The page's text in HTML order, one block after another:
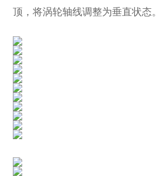
顶，将涡轮轴线调整为垂直状态。